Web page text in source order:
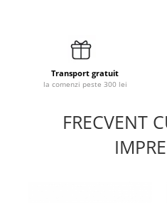
Transport gratuit
la comenzi peste 300 lei
FRECVENT